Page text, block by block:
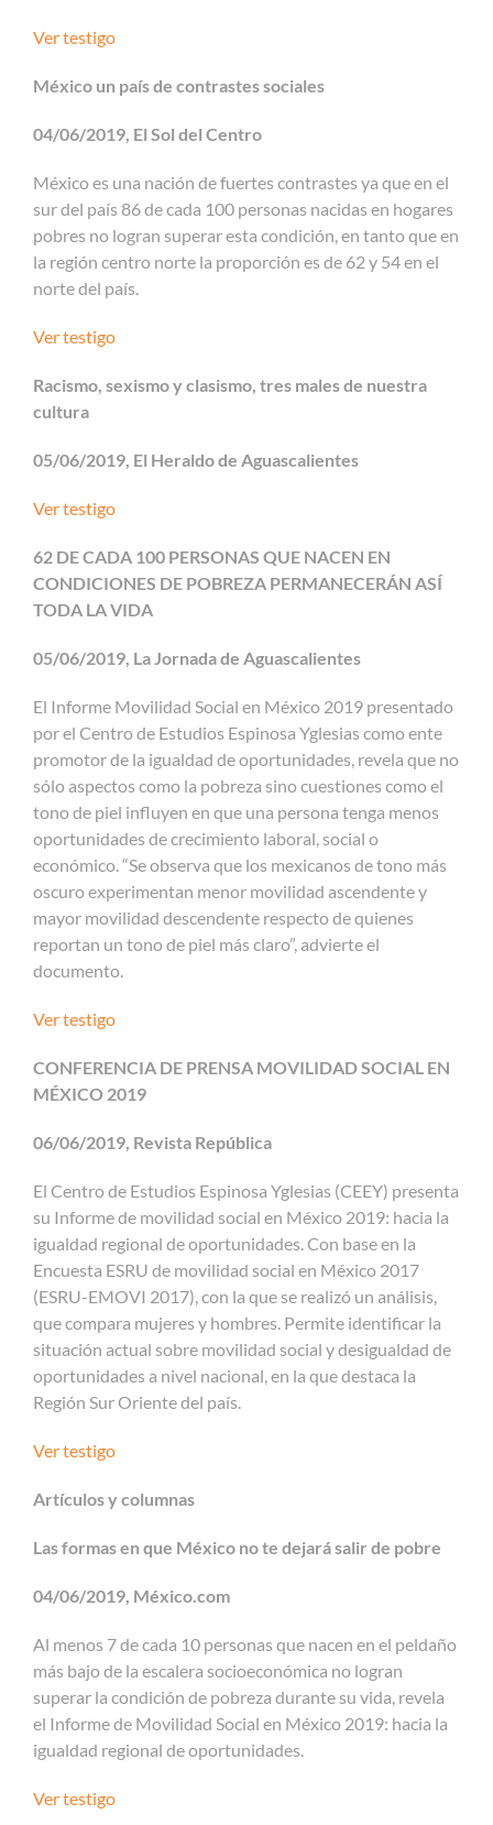
Ver testigo
México un país de contrastes sociales
04/06/2019, El Sol del Centro
México es una nación de fuertes contrastes ya que en el
sur del país 86 de cada 100 personas nacidas en hogares
pobres no logran superar esta condición, en tanto que en
la región centro norte la proporción es de 62 y 54 en el
norte del país.
Ver testigo
Racismo, sexismo y clasismo, tres males de nuestra
cultura
05/06/2019, El Heraldo de Aguascalientes
Ver testigo
62 DE CADA 100 PERSONAS QUE NACEN EN
CONDICIONES DE POBREZA PERMANECERÁN ASÍ
TODA LA VIDA
05/06/2019, La Jornada de Aguascalientes
El Informe Movilidad Social en México 2019 presentado
por el Centro de Estudios Espinosa Yglesias como ente
promotor de la igualdad de oportunidades, revela que no
sólo aspectos como la pobreza sino cuestiones como el
tono de piel influyen en que una persona tenga menos
oportunidades de crecimiento laboral, social o
económico. “Se observa que los mexicanos de tono más
oscuro experimentan menor movilidad ascendente y
mayor movilidad descendente respecto de quienes
reportan un tono de piel más claro”, advierte el
documento.
Ver testigo
CONFERENCIA DE PRENSA MOVILIDAD SOCIAL EN
MÉXICO 2019
06/06/2019, Revista República
El Centro de Estudios Espinosa Yglesias (CEEY) presenta
su Informe de movilidad social en México 2019: hacia la
igualdad regional de oportunidades. Con base en la
Encuesta ESRU de movilidad social en México 2017
(ESRU-EMOVI 2017), con la que se realizó un análisis,
que compara mujeres y hombres. Permite identificar la
situación actual sobre movilidad social y desigualdad de
oportunidades a nivel nacional, en la que destaca la
Región Sur Oriente del país.
Ver testigo
Artículos y columnas
Las formas en que México no te dejará salir de pobre
04/06/2019, México.com
Al menos 7 de cada 10 personas que nacen en el peldaño
más bajo de la escalera socioeconómica no logran
superar la condición de pobreza durante su vida, revela
el Informe de Movilidad Social en México 2019: hacia la
igualdad regional de oportunidades.
Ver testigo